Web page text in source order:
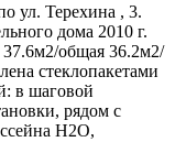
ул. Терехина , 3.
дома 2010 г.
общая 36.2м2/
стеклопакетами
в шаговой
рядом с
Н2О,